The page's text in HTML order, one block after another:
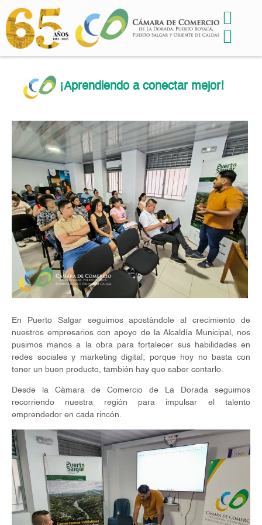
¡Aprendiendo a conectar mejor!
En Puerto Salgar seguimos apostándole al crecimiento de
nuestros empresarios con apoyo de la Alcaldía Municipal, nos
pusimos manos a la obra para fortalecer sus habilidades en
redes sociales y marketing digital; porque hoy no basta con
tener un buen producto, también hay que saber contarlo.
Desde la Cámara de Comercio de La Dorada seguimos
recorriendo nuestra región para impulsar el talento
emprendedor en cada rincón.